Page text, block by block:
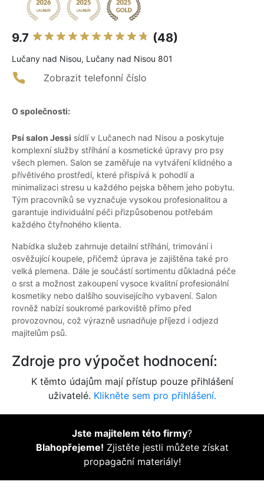
9.7 (48)
Lučany nad Nisou, Lučany nad Nisou 801
Zobrazit telefonní číslo
O společnosti:
Psí salon Jessi sídlí v Lučanech nad Nisou a poskytuje
komplexní služby stříhání a kosmetické úpravy pro psy
všech plemen. Salon se zaměřuje na vytváření klidného a
přívětivého prostředí, které přispívá k pohodlí a
minimalizaci stresu u každého pejska během jeho pobytu.
Tým pracovníků se vyznačuje vysokou profesionalitou a
garantuje individuální péči přizpůsobenou potřebám
každého čtyřnohého klienta.
Nabídka služeb zahrnuje detailní stříhání, trimování i
osvěžující koupele, přičemž úprava je zajištěna také pro
velká plemena. Dále je součástí sortimentu důkladná péče
o srst a možnost zakoupení vysoce kvalitní profesionální
kosmetiky nebo dalšího souvisejícího vybavení. Salon
rovněž nabízí soukromé parkoviště přímo před
provozovnou, což výrazně usnadňuje příjezd i odjezd
majitelům psů.
Zdroje pro výpočet hodnocení:
K těmto údajům mají přístup pouze přihlášení
uživatelé. Klikněte sem pro přihlášení.
Jste majitelem této firmy?
Blahopřejeme! Zjistěte jestli můžete získat
propagační materiály!